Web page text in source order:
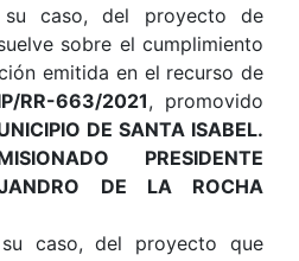
su caso, del proyecto de
sobre el cumplimiento
emitida en el recurso de
RR-663/2021, promovido
DE SANTA ISABEL.
PRESIDENTE
DE LA ROCHA
caso, del proyecto que